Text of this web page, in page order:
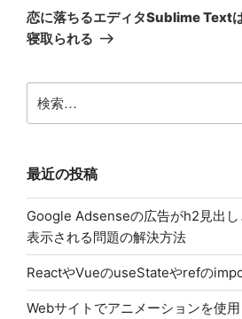
ゲ
ー
ョ
ン
の
投
恋に落ちるエディタSublime Text
寝取られる
索:
最近の投稿
Google Adsenseの広告がh2見出
表示される問題の解決方法
ReactやVueのuseStateやrefの
Webサイトでアニメーションを使